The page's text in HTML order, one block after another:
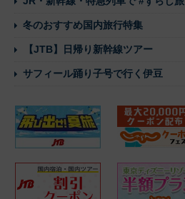
冬のおすすめ国内旅行特集
【JTB】日帰り新幹線ツアー
サフィール踊り子号で行く伊豆